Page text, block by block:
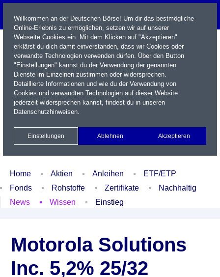
Name / WKN / ISIN / Kürzel
Xetra Realtime
Watchlist Portfolio Login
Home Aktien Anleihen
ETF/ETP
Fonds
Rohstoffe Zertifikate
Nachhaltig
News
Wissen Einstieg
Motorola Solutions
Inc. 5,2% 25/32
Willkommen an der Deutschen Börse! Um dir das bestmögliche
Online-Erlebnis zu ermöglichen, setzen wir auf unserer
Webseite Cookies ein. Mit dem Klicken auf "Akzeptieren"
erklärst du dich damit einverstanden, dass wir Cookies oder
verwandte Technologien verwenden dürfen. Über den Button
"Einstellungen" kannst du der Verwendung der genannten
Dienste im Einzelnen zustimmen oder widersprechen.
Detaillierte Informationen und wie du der Verwendung von
Cookies und verwandten Technologien auf dieser Website
jederzeit widersprechen kannst, findest du in unseren
Datenschutzhinweisen.
Einstellungen Ablehnen Akzeptieren